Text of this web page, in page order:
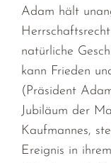
Adam hält
natürliche
kann Frieden
(Präsident
Jubiläum der
Kaufmannes,
Ereignis in